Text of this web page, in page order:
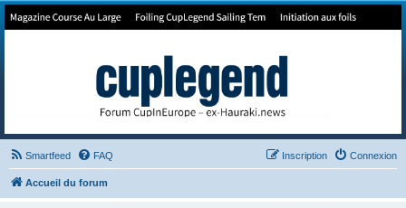
Forum de Cup In Europe
Smartfeed FAQ Connexion
Inscription
Accueil du forum